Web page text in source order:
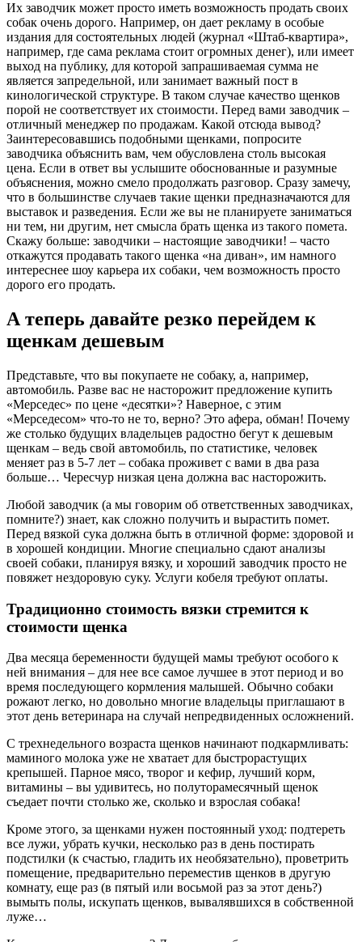
Их заводчик может просто иметь возможность продать своих
собак очень дорого. Например, он дает рекламу в особые
издания для состоятельных людей (журнал «Штаб-квартира»,
например, где сама реклама стоит огромных денег), или имеет
выход на публику, для которой запрашиваемая сумма не
является запредельной, или занимает важный пост в
кинологической структуре. В таком случае качество щенков
порой не соответствует их стоимости. Перед вами заводчик –
отличный менеджер по продажам. Какой отсюда вывод?
Заинтересовавшись подобными щенками, попросите
заводчика объяснить вам, чем обусловлена столь высокая
цена. Если в ответ вы услышите обоснованные и разумные
объяснения, можно смело продолжать разговор. Сразу замечу,
что в большинстве случаев такие щенки предназначаются для
выставок и разведения. Если же вы не планируете заниматься
ни тем, ни другим, нет смысла брать щенка из такого помета.
Скажу больше: заводчики – настоящие заводчики! – часто
откажутся продавать такого щенка «на диван», им намного
интереснее шоу карьера их собаки, чем возможность просто
дорого его продать.
А теперь давайте резко перейдем к
щенкам дешевым
Представьте, что вы покупаете не собаку, а, например,
автомобиль. Разве вас не насторожит предложение купить
«Мерседес» по цене «десятки»? Наверное, с этим
«Мерседесом» что-то не то, верно? Это афера, обман! Почему
же столько будущих владельцев радостно бегут к дешевым
щенкам – ведь свой автомобиль, по статистике, человек
меняет раз в 5-7 лет – собака проживет с вами в два раза
больше… Чересчур низкая цена должна вас насторожить.
Любой заводчик (а мы говорим об ответственных заводчиках,
помните?) знает, как сложно получить и вырастить помет.
Перед вязкой сука должна быть в отличной форме: здоровой и
в хорошей кондиции. Многие специально сдают анализы
своей собаки, планируя вязку, и хороший заводчик просто не
повяжет нездоровую суку. Услуги кобеля требуют оплаты.
Традиционно стоимость вязки стремится к
стоимости щенка
Два месяца беременности будущей мамы требуют особого к
ней внимания – для нее все самое лучшее в этот период и во
время последующего кормления малышей. Обычно собаки
рожают легко, но довольно многие владельцы приглашают в
этот день ветеринара на случай непредвиденных осложнений.
С трехнедельного возраста щенков начинают подкармливать:
маминого молока уже не хватает для быстрорастущих
крепышей. Парное мясо, творог и кефир, лучший корм,
витамины – вы удивитесь, но полуторамесячный щенок
съедает почти столько же, сколько и взрослая собака!
Кроме этого, за щенками нужен постоянный уход: подтереть
все лужи, убрать кучки, несколько раз в день постирать
подстилки (к счастью, гладить их необязательно), проветрить
помещение, предварительно переместив щенков в другую
комнату, еще раз (в пятый или восьмой раз за этот день?)
вымыть полы, искупать щенков, вывалявшихся в собственной
луже…